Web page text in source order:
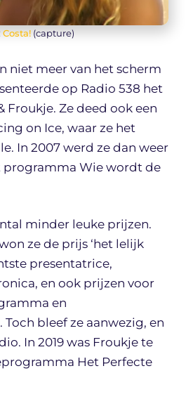
Costa!(capture)
niet meer van het scherm
op Radio 538 het
Froukje. Ze deed ook een
on Ice, waar ze het
In 2007 werd ze dan weer
programma Wie wordt de
minder leuke prijzen.
ze de prijs ‘het lelijk
presentatrice,
en ook prijzen voor
en
bleef ze aanwezig, en
In 2019 was Froukje te
Het Perfecte